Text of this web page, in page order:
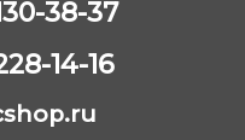
38-37
14-16
быстро